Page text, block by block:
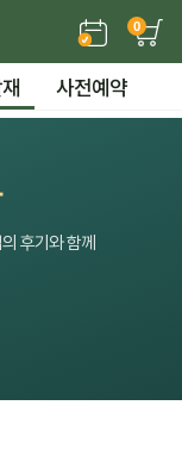
0
사전예약
후기와 함께